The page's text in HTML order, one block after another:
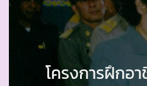
โครงการฝึกอ